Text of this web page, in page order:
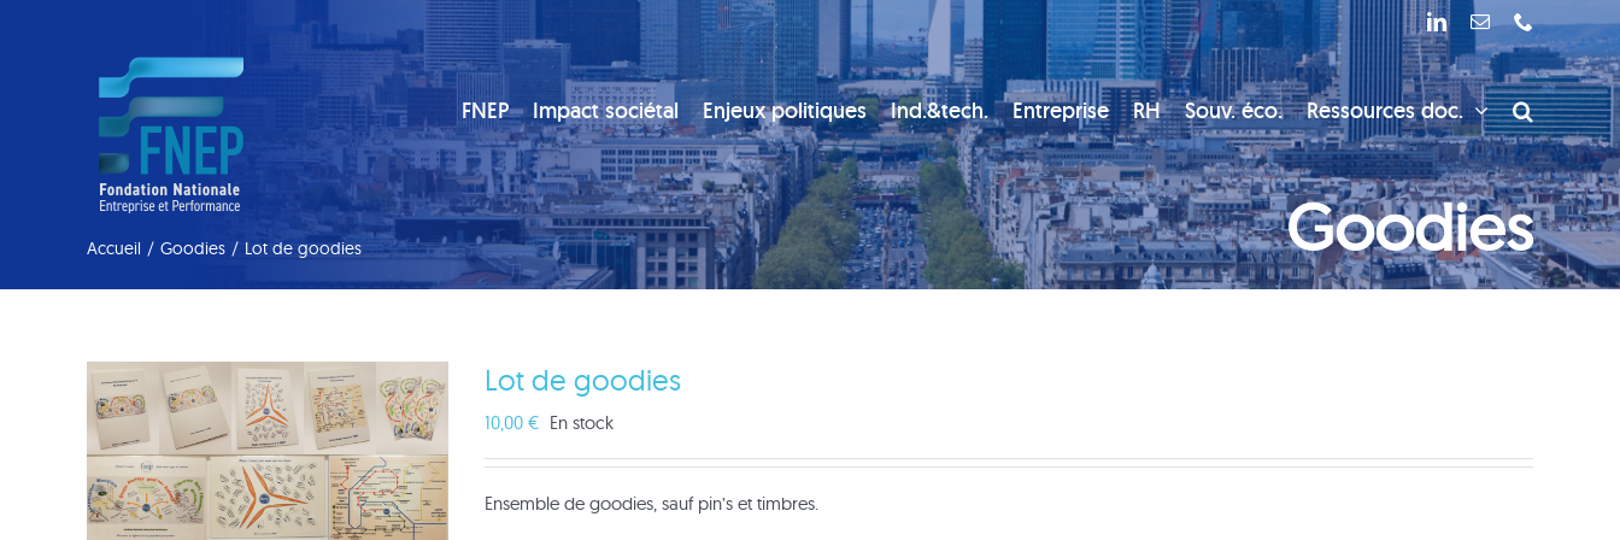
LinkedIn
EmailTéléphone
FNEP Impact sociétal Enjeux politiques Ind.&tech. Entreprise RH Souv. éco. Ressources doc.
Goodies
Accueil / Goodies / Lot de goodies
Lot de goodies
10,00 € En stock
Ensemble de goodies, sauf pin’s et timbres.